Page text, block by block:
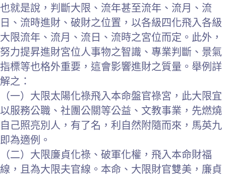
也就是說，判斷大限、流年甚至流年、流月、流
日、流時進財、破財之位置，以各級四化飛入各級
大限流年、流月、流日、流時之宮位而定。此外，
努力提昇進財宮位人事物之智識、專業判斷、景氣
指標等也格外重要，這會影響進財之質量。舉例詳
解之：
（一）大限太陽化祿飛入本命盤官祿宮，此大限宜
以服務公職、社團公關等公益、文教事業，先燃燒
自己照亮別人，有了名，利自然附隨而來，馬英九
即為適例。
（二）大限廉貞化祿、破軍化權，飛入本命財福
線，且為大限夫官線。本命、大限財官雙美，廉貞